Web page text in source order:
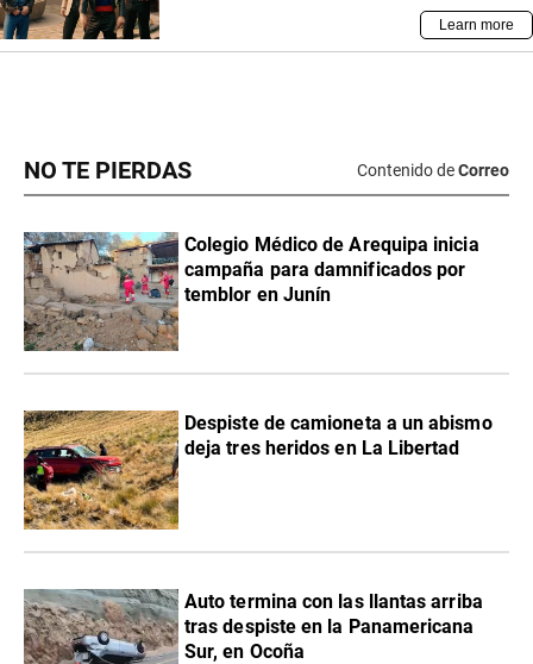
NO TE PIERDAS Contenido deCorreo
Colegio Médico de Arequipa inicia
campaña para damnificados por
temblor en Junín
Despiste de camioneta a un abismo
deja tres heridos en La Libertad
Auto termina con las llantas arriba
tras despiste en la Panamericana
Sur, en Ocoña